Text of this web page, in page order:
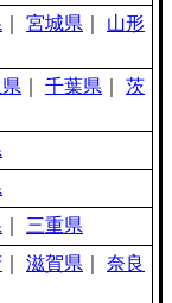
宮城県
山形
千葉県
茨
三重県
滋賀県
奈良